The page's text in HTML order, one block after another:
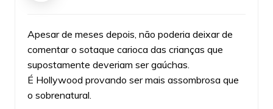
Apesar de meses depois, não poderia deixar de
comentar o sotaque carioca das crianças que
supostamente deveriam ser gaúchas.
É Hollywood provando ser mais assombrosa que
o sobrenatural.